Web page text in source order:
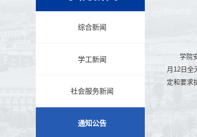
综合新闻
学工新闻
社会服务新闻
通知公告
学院
月12日全
定和要求